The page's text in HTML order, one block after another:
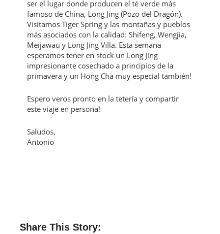
ser el lugar donde producen el té verde más
famoso de China, Long Jing (Pozo del Dragón).
Visitamos Tiger Spring y las montañas y pueblos
más asociados con la calidad: Shifeng, Wengjia,
Meijawau y Long Jing Villa. Esta semana
esperamos tener en stock un Long Jing
impresionante cosechado a principios de la
primavera y un Hong Cha muy especial también!
Espero veros pronto en la tetería y compartir
este viaje en persona!
Saludos,
Antonio
Share This Story: